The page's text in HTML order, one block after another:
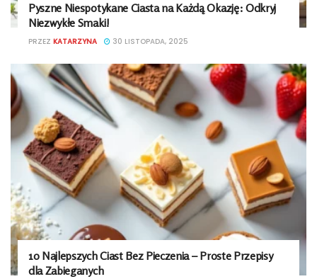
Pyszne Niespotykane Ciasta na Każdą Okazję: Odkryj
Niezwykłe Smaki!
PRZEZ KATARZYNA 30 LISTOPADA, 2025
10 Najlepszych Ciast Bez Pieczenia – Proste Przepisy
dla Zabieganych